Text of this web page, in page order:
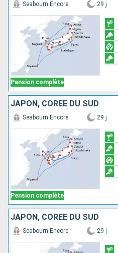
Pension complète
Seabourn Encore 29 j
JAPON, CORÉE DU SUD
Pension complète
Seabourn Encore 29 j
JAPON, CORÉE DU SUD
Seabourn Encore 29 j